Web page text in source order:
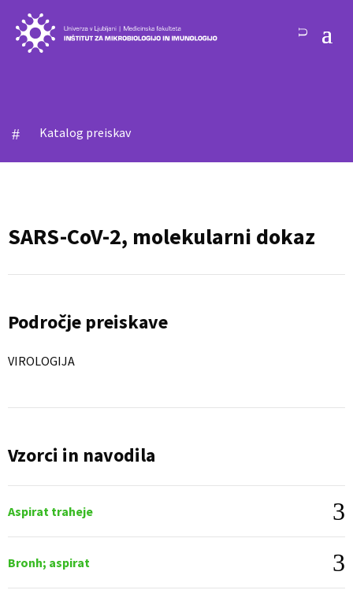
# Katalog preiskav
SARS-CoV-2, molekularni dokaz
Področje preiskave
VIROLOGIJA
Vzorci in navodila
Aspirat traheje
Bronh; aspirat